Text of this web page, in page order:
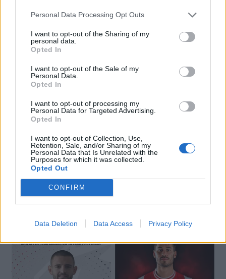
Personal Data Processing Opt Outs
I want to opt-out of the Sharing of my
personal data.
Opted In
I want to opt-out of the Sale of my
Personal Data.
Opted In
I want to opt-out of processing my
Personal Data for Targeted Advertising.
Opted In
I want to opt-out of Collection, Use,
Retention, Sale, and/or Sharing of my
Personal Data that Is Unrelated with the
Purposes for which it was collected.
Opted Out
CONFIRM
Data Deletion Data Access Privacy Policy